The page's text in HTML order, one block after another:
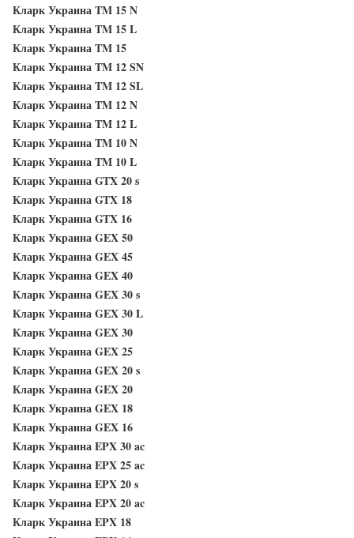
Кларк Украина TM 15 N
Кларк Украина TM 15 L
Кларк Украина TM 15
Кларк Украина TM 12 SN
Кларк Украина TM 12 SL
Кларк Украина TM 12 N
Кларк Украина TM 12 L
Кларк Украина TM 10 N
Кларк Украина TM 10 L
Кларк Украина GTX 20 s
Кларк Украина GTX 18
Кларк Украина GTX 16
Кларк Украина GEX 50
Кларк Украина GEX 45
Кларк Украина GEX 40
Кларк Украина GEX 30 s
Кларк Украина GEX 30 L
Кларк Украина GEX 30
Кларк Украина GEX 25
Кларк Украина GEX 20 s
Кларк Украина GEX 20
Кларк Украина GEX 18
Кларк Украина GEX 16
Кларк Украина EPX 30 ac
Кларк Украина EPX 25 ac
Кларк Украина EPX 20 s
Кларк Украина EPX 20 ac
Кларк Украина EPX 18